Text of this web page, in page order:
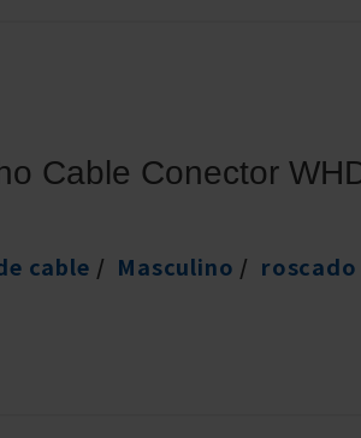
Cable Conector
cable Masculino
roscado